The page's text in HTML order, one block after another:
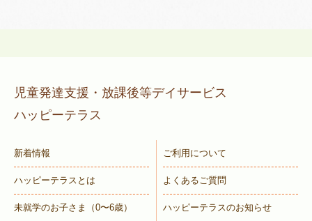
児童発達支援・放課後等デイサービス
ハッピーテラス
新着情報
ハッピーテラスとは
未就学のお子さま （0〜6歳）
ご利用について
よくあるご質問
ハッピーテラスのお知らせ